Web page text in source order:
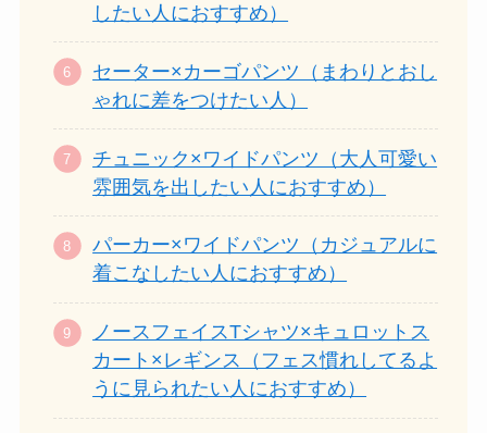
したい人におすすめ）
セーター×カーゴパンツ（まわりとおし
ゃれに差をつけたい人）
チュニック×ワイドパンツ（大人可愛い
雰囲気を出したい人におすすめ）
パーカー×ワイドパンツ（カジュアルに
着こなしたい人におすすめ）
ノースフェイスTシャツ×キュロットス
カート×レギンス（フェス慣れしてるよ
うに見られたい人におすすめ）